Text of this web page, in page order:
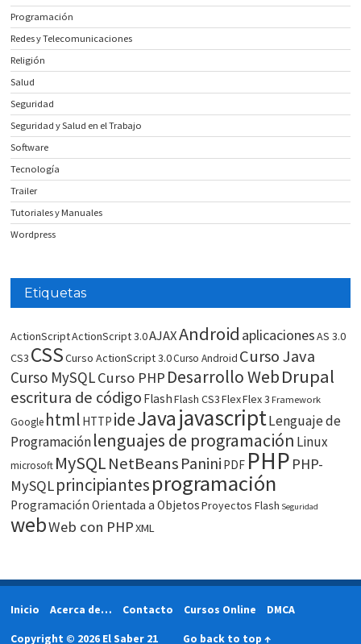
Programación
Redes y Telecomunicaciones
Religión
Salud
Seguridad
Seguridad y Salud en el Trabajo
Software
Tecnología
Trailer
Tutoriales y Manuales
Wordpress
Etiquetas
ActionScriptActionScript 3.0AJAXAndroid aplicacionesAS 3.0
CS3 CSSCurso ActionScript 3.0Curso Android Curso Java
Curso MySQLCurso PHP Desarrollo WebDrupal
escritura de código FlashFlash CS3FlexFlex 3 Framework
Google html HTTP ideJavajavascriptLenguaje de
Programaciónlenguajes de programación Linux
microsoft MySQLNetBeans Panini PDF PHP PHP-
MySQLprincipiantesprogramación
Programación Orientada a ObjetosProyectos Flash Seguridad
webWeb con PHPXML
Inicio Acerca de… Contacto Cursos Online
DMCA
Copyright © 2026 El Saber 21
Go back to top ↑